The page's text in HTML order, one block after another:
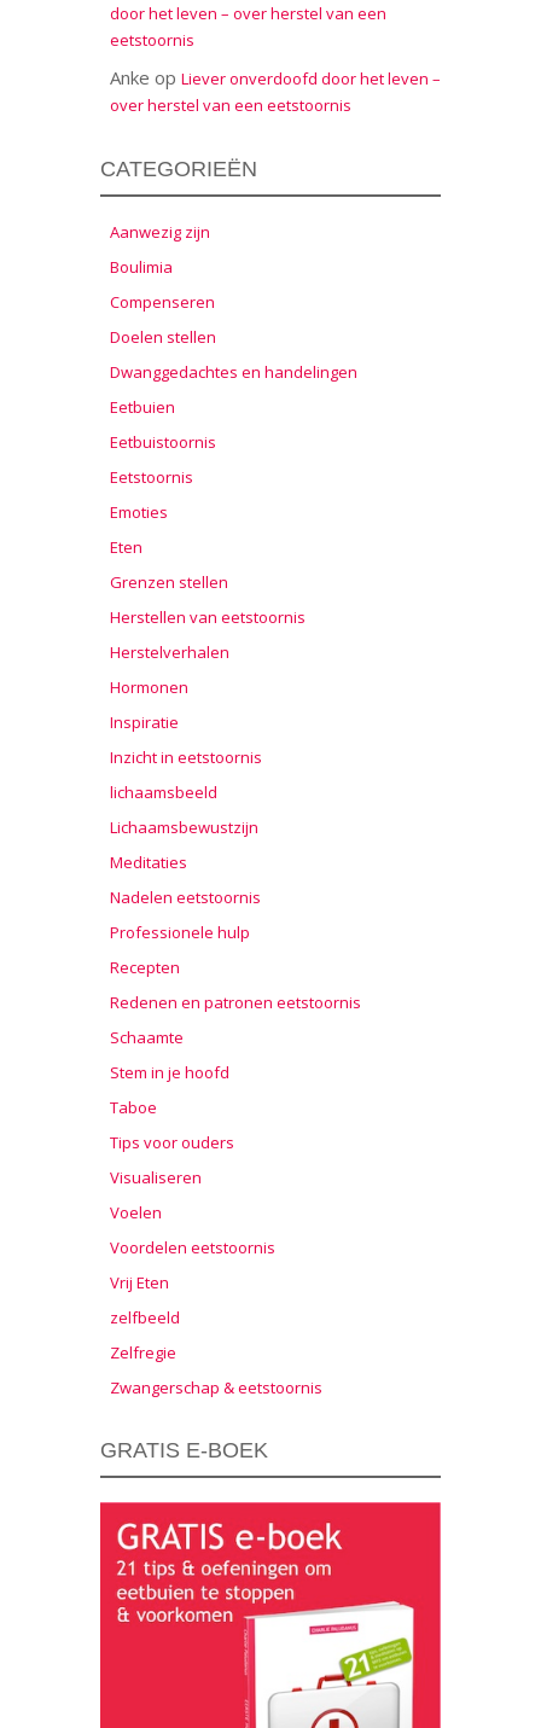
door het leven – over herstel van een
eetstoornis
Anke op Liever onverdoofd door het leven –
over herstel van een eetstoornis
CATEGORIEËN
Aanwezig zijn
Boulimia
Compenseren
Doelen stellen
Dwanggedachtes en handelingen
Eetbuien
Eetbuistoornis
Eetstoornis
Emoties
Eten
Grenzen stellen
Herstellen van eetstoornis
Herstelverhalen
Hormonen
Inspiratie
Inzicht in eetstoornis
lichaamsbeeld
Lichaamsbewustzijn
Meditaties
Nadelen eetstoornis
Professionele hulp
Recepten
Redenen en patronen eetstoornis
Schaamte
Stem in je hoofd
Taboe
Tips voor ouders
Visualiseren
Voelen
Voordelen eetstoornis
Vrij Eten
zelfbeeld
Zelfregie
Zwangerschap & eetstoornis
GRATIS E-BOEK